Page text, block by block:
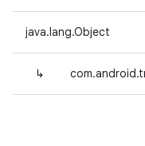
java.lang.Object
↳